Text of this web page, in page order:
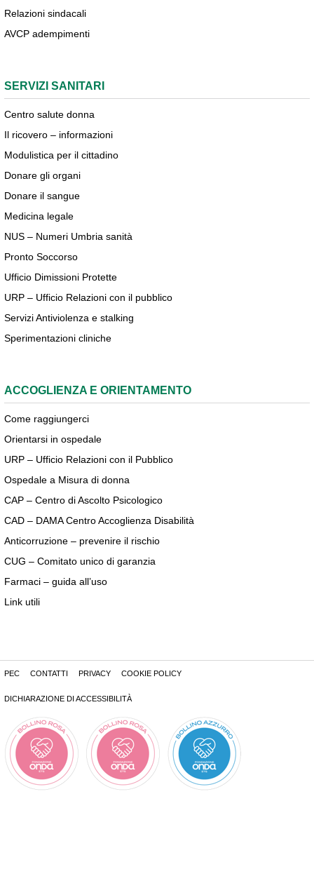
Relazioni sindacali
AVCP adempimenti
SERVIZI SANITARI
Centro salute donna
Il ricovero – informazioni
Modulistica per il cittadino
Donare gli organi
Donare il sangue
Medicina legale
NUS – Numeri Umbria sanità
Pronto Soccorso
Ufficio Dimissioni Protette
URP – Ufficio Relazioni con il pubblico
Servizi Antiviolenza e stalking
Sperimentazioni cliniche
ACCOGLIENZA E ORIENTAMENTO
Come raggiungerci
Orientarsi in ospedale
URP – Ufficio Relazioni con il Pubblico
Ospedale a Misura di donna
CAP – Centro di Ascolto Psicologico
CAD – DAMA Centro Accoglienza Disabilità
Anticorruzione – prevenire il rischio
CUG – Comitato unico di garanzia
Farmaci – guida all’uso
Link utili
PEC CONTATTI PRIVACY COOKIE POLICY
DICHIARAZIONE DI ACCESSIBILITÀ